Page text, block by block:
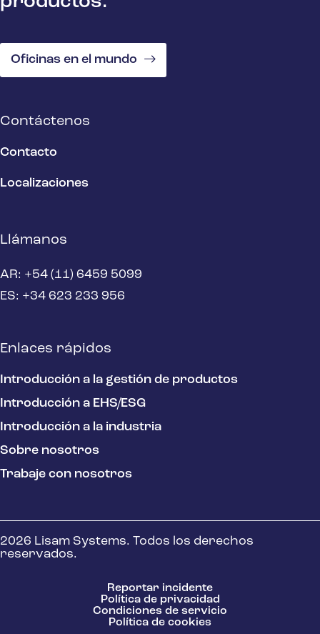
Oficinas en el mundo
Contáctenos
Contacto
Localizaciones
Llámanos
AR: +54 (11) 6459 5099
ES: +34 623 233 956
Enlaces rápidos
Introducción a la gestión de productos
Introducción a EHS/ESG
Introducción a la industria
Sobre nosotros
Trabaje con nosotros
2026 Lisam Systems. Todos los derechos
reservados.
Reportar incidente
Política de privacidad
Condiciones de servicio
Política de cookies